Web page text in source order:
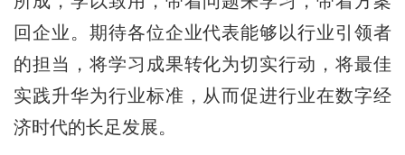
回企业。期待各位企业代表能够以行业引领者
的担当，将学习成果转化为切实行动，将最佳
实践升华为行业标准，从而促进行业在数字经
济时代的长足发展。